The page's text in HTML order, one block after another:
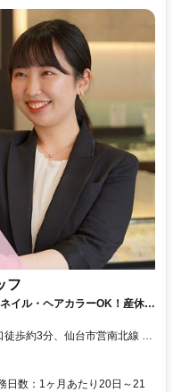
フ
イル・ヘアカラーOK！産休・
歩約3分、仙台市営南北線 仙
営東西線 仙台（仙台市営）
日数：1ヶ月あたり20日～21